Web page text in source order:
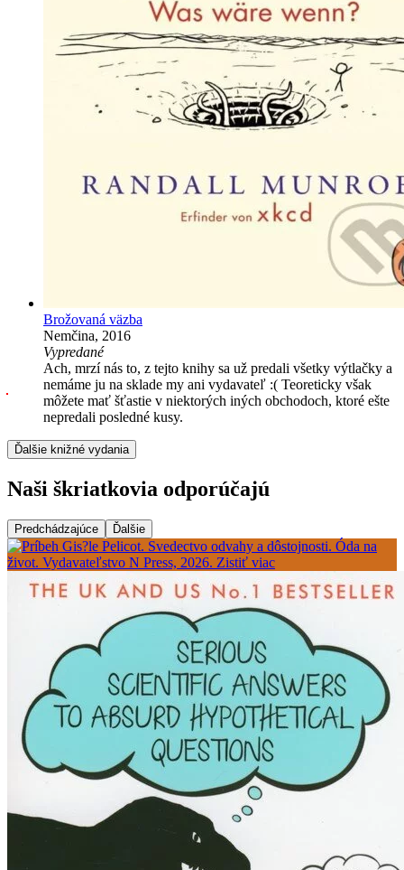
Brožovaná väzba
Nemčina, 2016
Vypredané
Ach, mrzí nás to, z tejto knihy sa už predali všetky výtlačky a
nemáme ju na sklade my ani vydavateľ :( Teoreticky však
môžete mať šťastie v niektorých iných obchodoch, ktoré ešte
nepredali posledné kusy.
Ďalšie knižné vydania
Naši škriatkovia odporúčajú
Predchádzajúce Ďalšie